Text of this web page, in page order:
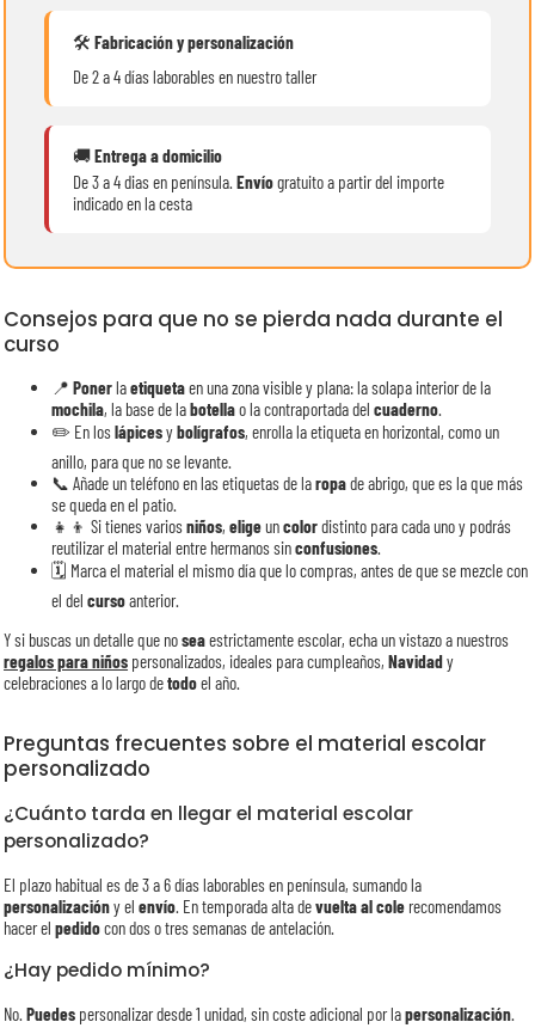
🛠️Fabricación y personalización
De 2 a 4 días laborables en nuestro taller
🚚Entrega a domicilio
De 3 a 4 dias en península.Envíogratuito a partir del importe
indicado en la cesta
Consejos para que no se pierda nada durante el
curso
📍Ponerlaetiquetaen una zona visible y plana: la solapa interior de la
mochila, la base de labotellao la contraportada delcuaderno
✏️ En loslápicesybolígrafos, enrolla la etiqueta en horizontal, como un
anillo, para que no se levante.
📞 Añade un teléfono en las etiquetas de laropade abrigo, que es la que más
se queda en el patio.
👧👦 Si tienes variosniños,eligeuncolordistinto para cada uno y podrás
reutilizar el material entre hermanos sinconfusiones
🗓️ Marca el material el mismo día que lo compras, antes de que se mezcle con
el delcursoanterior.
Y si buscas un detalle que noseaestrictamente escolar, echa un vistazo a nuestros
regalos para niños personalizados, ideales para cumpleaños,Navidady
celebraciones a lo largo detodoel año.
Preguntas frecuentes sobre el material escolar
personalizado
¿Cuánto tarda en llegar el material escolar
personalizado?
El plazo habitual es de 3 a 6 días laborables en península, sumando la
personalizacióny elenvío. En temporada alta devuelta al cole recomendamos
hacer elpedidocon dos o tres semanas de antelación.
¿Hay pedido mínimo?
No.Puedes personalizar desde 1 unidad, sin coste adicional por lapersonalización.